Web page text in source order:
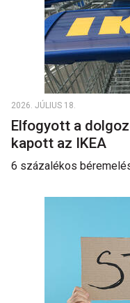
2026. JÚLIUS 18.
Elfogyott a
kapott az IKEA
6 százalékos